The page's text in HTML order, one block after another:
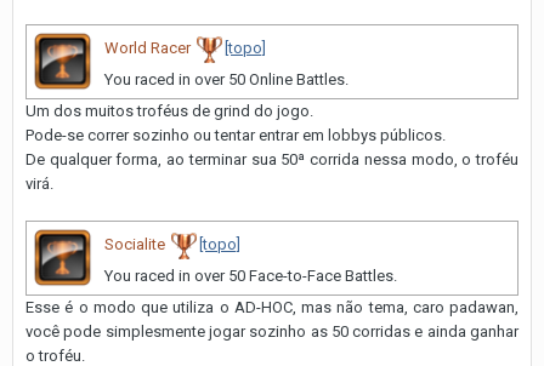
World Racer
[topo]
You raced in over 50 Online Battles.
Um dos muitos troféus de grind do jogo.
Pode-se correr sozinho ou tentar entrar em lobbys públicos.
De qualquer forma, ao terminar sua 50ª corrida nessa modo, o troféu
virá.
Socialite
[topo]
You raced in over 50 Face-to-Face Battles.
Esse é o modo que utiliza o AD-HOC, mas não tema, caro padawan,
você pode simplesmente jogar sozinho as 50 corridas e ainda ganhar
o troféu.